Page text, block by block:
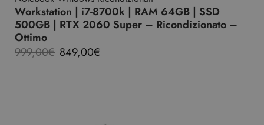
Workstation | i7-8700k | RAM 64GB | SSD
500GB | RTX 2060 Super – Ricondizionato –
Ottimo
999,00€ 849,00€